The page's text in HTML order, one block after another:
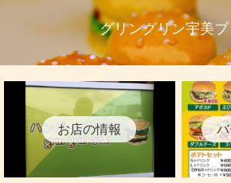
グリングリン宇美
お店の情報